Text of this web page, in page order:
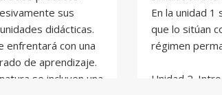
sus
didácticas.
enfrentará con una
de aprendizaje.
se incluyen una
En la unidad
que lo sitúan
régimen
Unidad 2.